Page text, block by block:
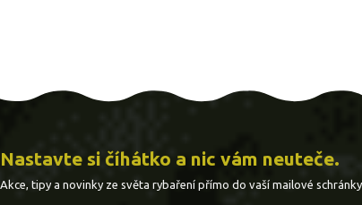
Nastavte si číhátko a nic vám neuteče.
Akce, tipy a novinky ze světa rybaření přímo do vaší mailové